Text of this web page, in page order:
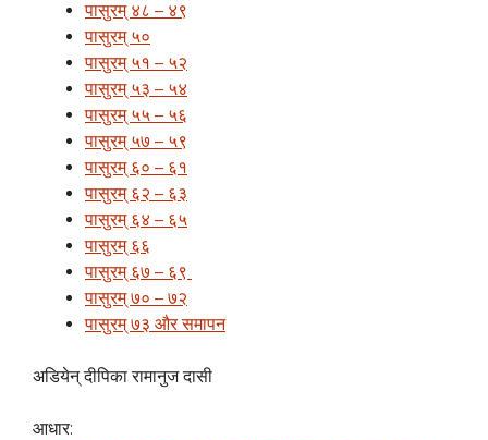
पासुरम् ४८ – ४९
पासुरम् ५०
पासुरम् ५१ – ५२
पासुरम् ५३ – ५४
पासुरम् ५५ – ५६
पासुरम् ५७ – ५९
पासुरम् ६० – ६१
पासुरम् ६२ – ६३
पासुरम् ६४ – ६५
पासुरम् ६६
पासुरम् ६७ – ६९
पासुरम् ७० – ७२
पासुरम् ७३ और समापन
अडियेन् दीपिका रामानुज दासी
आधार: